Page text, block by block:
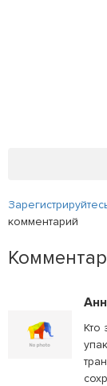
комментарий
Кто